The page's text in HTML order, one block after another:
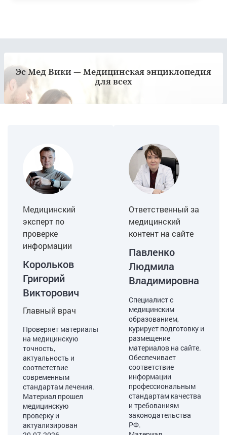
инъекцию, и сосуд «склеивается». Делала в конце
Главное — вовремя обратилась, потому что дальше
было бы хуже. Сейчас звёздочек почти не видно, и я
наконец-то спокойно ношу платья.
Эс Мед Вики — Медицинская энциклопедия
для всех
Медицинский
эксперт по
проверке
информации
Корольков
Григорий
Викторович
Главный врач
Проверяет материалы
на медицинскую
точность,
актуальность и
соответствие
современным
стандартам лечения.
Материал прошел
медицинскую
проверку и
актуализирован
Ответственный за
медицинский
контент на сайте
Павленко
Людмила
Владимировна
Специалист с
медицинским
образованием,
курирует подготовку и
размещение
материалов на сайте.
Обеспечивает
соответствие
информации
профессиональным
стандартам качества
и требованиям
законодательства
РФ.